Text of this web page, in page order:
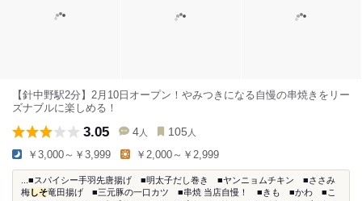
【針中野駅2分】2月10日オープン！やみつきになる自慢の串焼きをリー
ズナブルに楽しめる！
3.05 4 人 105 人
￥3,000～￥3,999 ￥2,000～￥2,999
...■スパイシー手羽先唐揚げ ■明太子だし巻き ■ヤンニョムチキン ■ささみ
梅 しそ竜田揚げ ■三元豚の一口カツ ■串焼 当店自慢！ ■きも ■かわ ■こ